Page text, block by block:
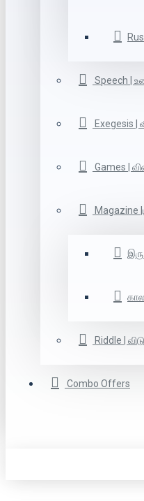
Speech |
Exegesis |
Games |
Magazine
Riddle |
Combo Offers